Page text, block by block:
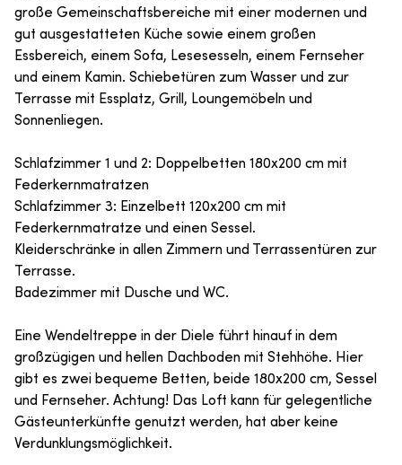
große Gemeinschaftsbereiche mit einer modernen und
gut ausgestatteten Küche sowie einem großen
Essbereich, einem Sofa, Lesesesseln, einem Fernseher
und einem Kamin. Schiebetüren zum Wasser und zur
Terrasse mit Essplatz, Grill, Loungemöbeln und
Sonnenliegen.
Schlafzimmer 1 und 2: Doppelbetten 180x200 cm mit
Federkernmatratzen
Schlafzimmer 3: Einzelbett 120x200 cm mit
Federkernmatratze und einen Sessel.
Kleiderschränke in allen Zimmern und Terrassentüren zur
Terrasse.
Badezimmer mit Dusche und WC.
Eine Wendeltreppe in der Diele führt hinauf in dem
großzügigen und hellen Dachboden mit Stehhöhe. Hier
gibt es zwei bequeme Betten, beide 180x200 cm, Sessel
und Fernseher. Achtung! Das Loft kann für gelegentliche
Gästeunterkünfte genutzt werden, hat aber keine
Verdunklungsmöglichkeit.